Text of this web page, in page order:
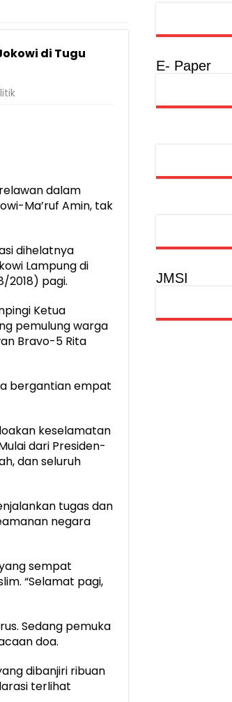
SDM Unggul dan Masyarakat Sehat
Sentosa II di RS PHC Surabaya
KM Mutiara Sentosa II
Agama
Kolaborasi Industri Kreatif dan Fashion Muslim
di Tugu
dalam
Ma’ruf Amin, tak
dihelatnya
Lampung di
2018) pagi.
Ketua
pemulung warga
Bravo-5 Rita
bergantian empat
keselamatan
dari Presiden-
dan seluruh
tugas dan
negara
sempat
“Selamat pagi,
Sedang pemuka
doa.
dibanjiri ribuan
terlihat
E- Paper
JMSI